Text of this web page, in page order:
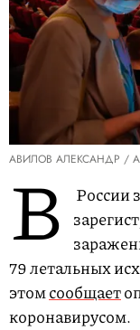
АВИЛОВ АЛЕКСАНДР /
В
России
79 летальных
этомсообщает
коронавирусом.